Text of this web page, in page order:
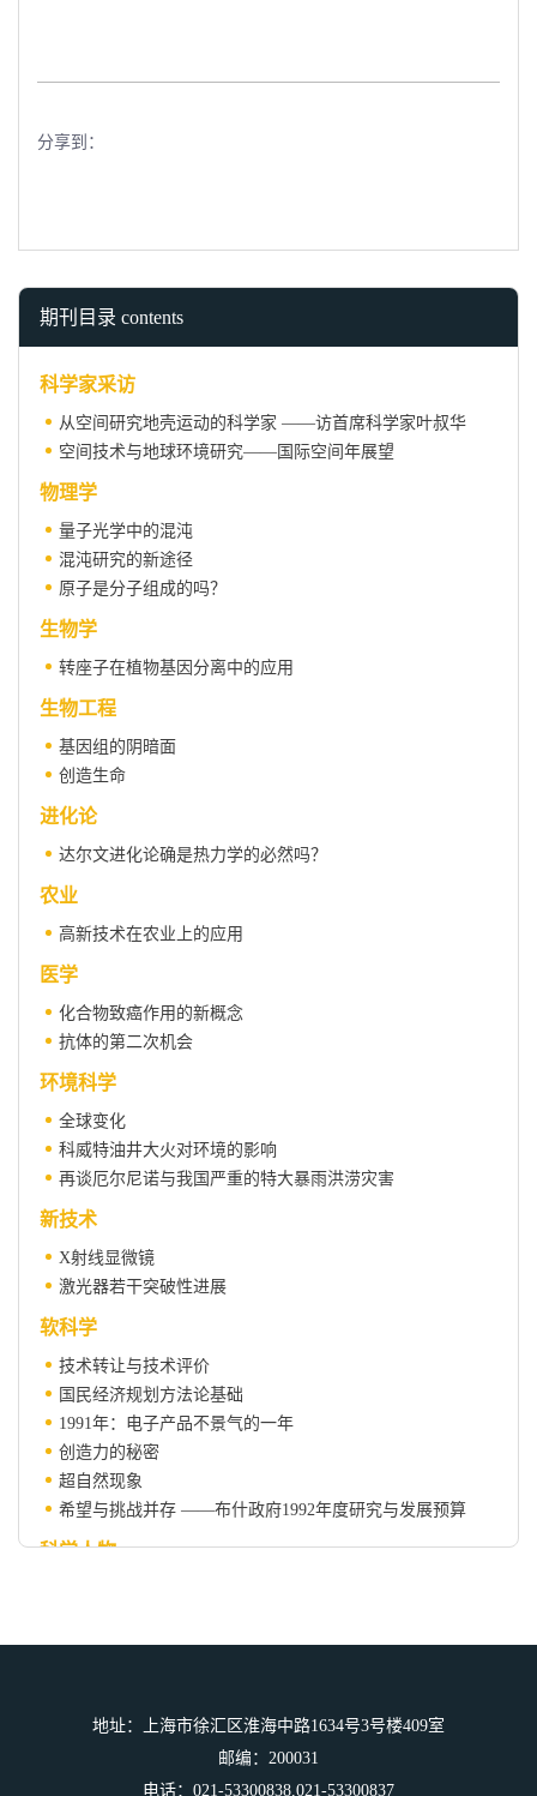
分享到：
期刊目录 contents
科学家采访
从空间研究地壳运动的科学家 ——访首席科学家叶叔华
空间技术与地球环境研究——国际空间年展望
物理学
量子光学中的混沌
混沌研究的新途径
原子是分子组成的吗？
生物学
转座子在植物基因分离中的应用
生物工程
基因组的阴暗面
创造生命
进化论
达尔文进化论确是热力学的必然吗？
农业
高新技术在农业上的应用
医学
化合物致癌作用的新概念
抗体的第二次机会
环境科学
全球变化
科威特油井大火对环境的影响
再谈厄尔尼诺与我国严重的特大暴雨洪涝灾害
新技术
X射线显微镜
激光器若干突破性进展
软科学
技术转让与技术评价
国民经济规划方法论基础
1991年：电子产品不景气的一年
创造力的秘密
超自然现象
希望与挑战并存 ——布什政府1992年度研究与发展预算
科学人物
科学之窗
地址：上海市徐汇区淮海中路1634号3号楼409室
邮编：200031
电话：021-53300838,021-53300837